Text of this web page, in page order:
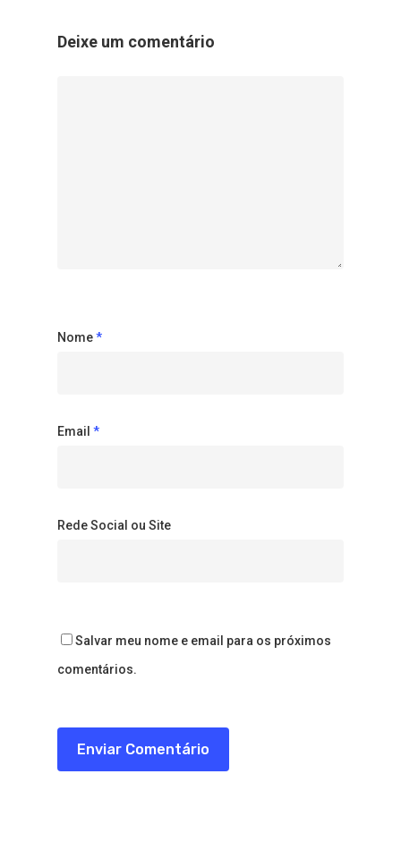
Deixe um comentário
Nome*
Email *
Rede Social ou Site
Salvar meu nome e email para os próximos
comentários.